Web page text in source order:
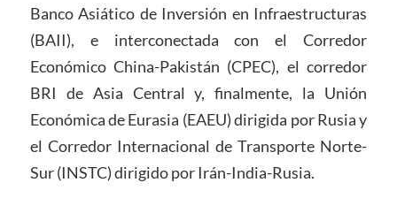
Banco Asiático de Inversión en Infraestructuras
(BAII), e interconectada con el Corredor
Económico China-Pakistán (CPEC), el corredor
BRI de Asia Central y, finalmente, la Unión
Económica de Eurasia (EAEU) dirigida por Rusia y
el Corredor Internacional de Transporte Norte-
Sur (INSTC) dirigido por Irán-India-Rusia.